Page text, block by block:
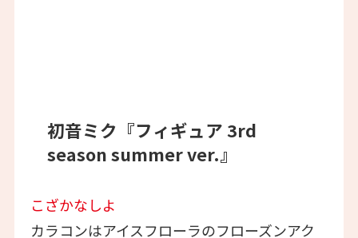
初音ミク『フィギュア 3rd
season summer ver.』
こざかなしよ
カラコンはアイスフローラのフローズンアク